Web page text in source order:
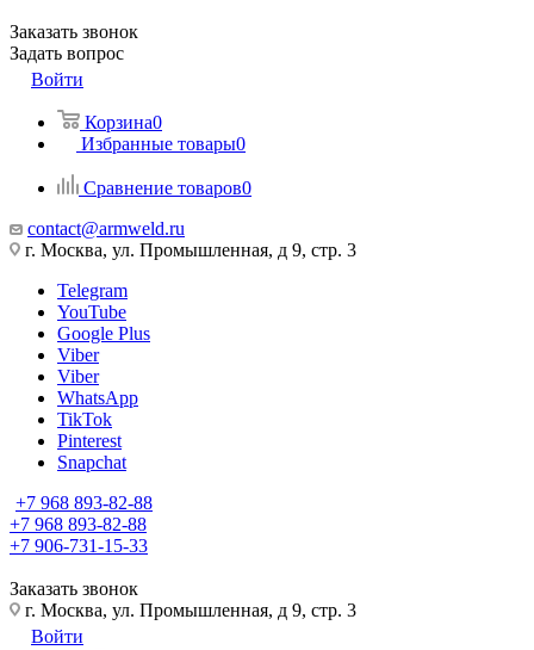
Заказать звонок
Задать вопрос
Войти
Корзина0
Избранные товары0
Сравнение товаров0
contact@armweld.ru
г. Москва, ул. Промышленная, д 9, стр. 3
Telegram
YouTube
Google Plus
Viber
Viber
WhatsApp
TikTok
Pinterest
Snapchat
+7 968 893-82-88
+7 968 893-82-88
+7 906-731-15-33
Заказать звонок
г. Москва, ул. Промышленная, д 9, стр. 3
Войти